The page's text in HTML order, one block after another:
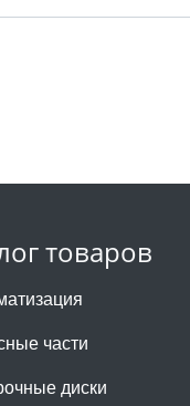
товаров
части
диски